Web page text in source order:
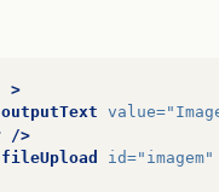
>
value=
/>
id="imagem"